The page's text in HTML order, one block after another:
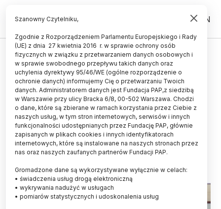
PL EN
UCZELNIE I INSTYTUCJE
Otwarto nową siedzibę Wydziałów
Nauk Społecznych oraz Prawa i
Administracji UWM w Olsztynie
02.10.2023
aktualizacja: 02.10.2023
2 minuty czytania
Szanowny Czytelniku,
Zgodnie z Rozporządzeniem Parlamentu Europejskiego i Rady
(UE) z dnia 27 kwietnia 2016 r. w sprawie ochrony osób
fizycznych w związku z przetwarzaniem danych osobowych i
w sprawie swobodnego przepływu takich danych oraz
uchylenia dyrektywy 95/46/WE (ogólne rozporządzenie o
ochronie danych) informujemy Cię o przetwarzaniu Twoich
danych. Administratorem danych jest Fundacja PAP,z siedzibą
w Warszawie przy ulicy Bracka 6/8, 00-502 Warszawa. Chodzi
o dane, które są zbierane w ramach korzystania przez Ciebie z
naszych usług, w tym stron internetowych, serwisów i innych
funkcjonalności udostępnianych przez Fundację PAP, głównie
zapisanych w plikach cookies i innych identyfikatorach
internetowych, które są instalowane na naszych stronach przez
nas oraz naszych zaufanych partnerów Fundacji PAP.
Gromadzone dane są wykorzystywane wyłącznie w celach:
• świadczenia usług drogą elektroniczną
• wykrywania nadużyć w usługach
• pomiarów statystycznych i udoskonalenia usług